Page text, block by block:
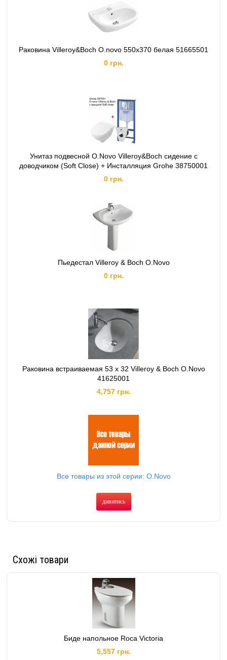
Раковина Villeroy&Boch O.novo 550x370 белая 51665501
0 грн.
Унитаз подвесной O.Novo Villeroy&Boch сидение с
доводчиком (Soft Close) + Инсталляция Grohe 38750001
0 грн.
Пьедестал Villeroy & Boch O.Novo
0 грн.
Раковина встраиваемая 53 x 32 Villeroy & Boch O.Novo
41625001
4,757 грн.
Все товары из этой серии: O.Novo
дивитись
Схожі товари
Биде напольное Roca Victoria
5,557 грн.